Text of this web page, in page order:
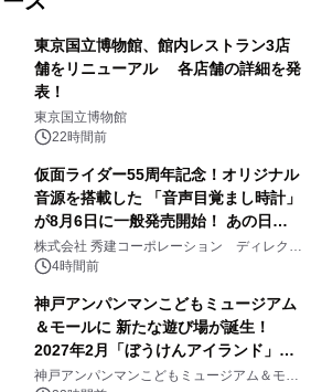
東京国立博物館、館内レストラン3店
舗をリニューアル 各店舗の詳細を発
表！
東京国立博物館
22時間前
仮面ライダー55周年記念！オリジナル
音源を搭載した 「音声目覚まし時計」
が8月6日に一般発売開始！ あの日の
大興奮が今甦る
株式会社 秀建コーポレーション ディレクト
アートギャラリー
4時間前
神戸アンパンマンこどもミュージアム
＆モールに 新たな遊び場が誕生！
2027年2月「ぼうけんアイランド」が
オープン
神戸アンパンマンこどもミュージアム＆モー